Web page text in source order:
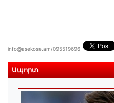
info@asekose.am/095519696
Սպորտ